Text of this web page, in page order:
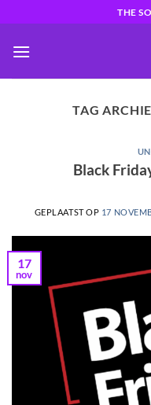
naar
inhoud
THE
TAG
Black
GEPLAATST OP 17
17
nov